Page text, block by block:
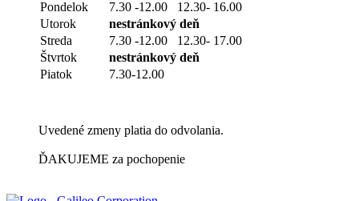
Pondelok
7.30 -12.00 12.30- 16.00
Utorok
nestránkový deň
Streda
7.30 -12.00 12.30- 17.00
Štvrtok
nestránkový deň
Piatok
7.30-12.00
Uvedené zmeny platia do odvolania.
ĎAKUJEME za pochopenie